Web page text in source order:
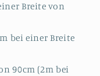
Breite von
bei einer Breite
90cm (2m bei